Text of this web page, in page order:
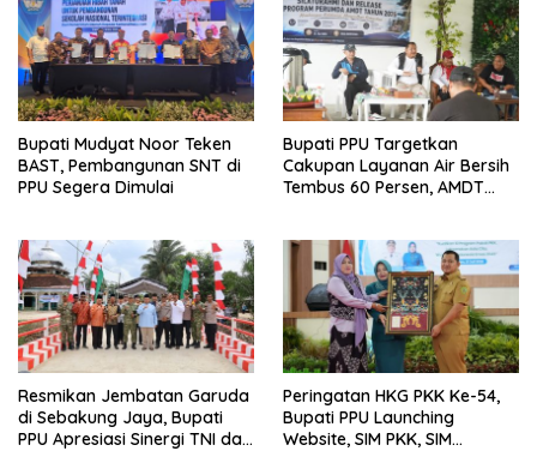
Bupati Mudyat Noor Teken
BAST, Pembangunan SNT di
PPU Segera Dimulai
Bupati PPU Targetkan
Cakupan Layanan Air Bersih
Tembus 60 Persen, AMDT
Resmikan Jembatan Garuda
di Sebakung Jaya, Bupati
PPU Apresiasi Sinergi TNI dan
Peringatan HKG PKK Ke-54,
Bupati PPU Launching
Website, SIM PKK, SIM